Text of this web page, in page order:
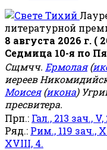
литературной
8 августа 2026 г. (
Седмица 10-я по
Сщмчч. Ермолая(
иереев
Моисея(икона)
пресвитера.
Прп.: Гал., 213 зач.,
Ряд.: Рим., 119 зач.,
XVIII, 4.